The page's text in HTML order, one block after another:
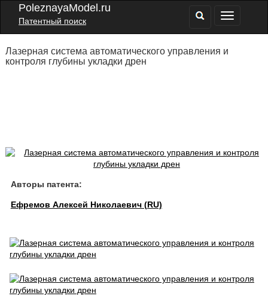
PoleznayaModel.ru
Патентный поиск
Лазерная система автоматического управления и
контроля глубины укладки дрен
Авторы патента:
Ефремов Алексей Николаевич (RU)